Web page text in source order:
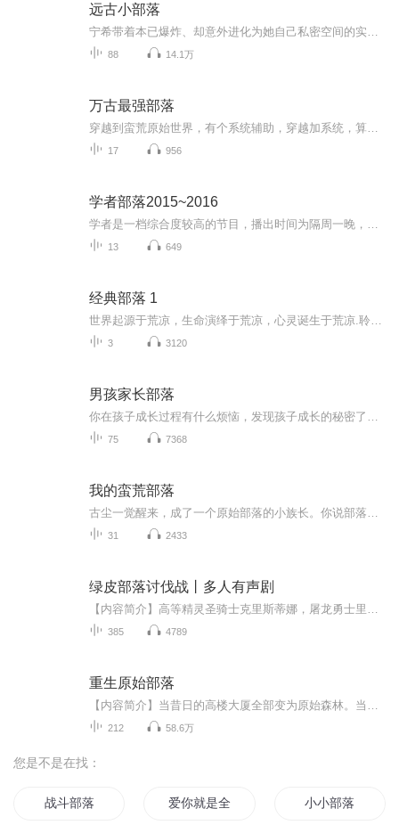
远古小部落
88 14.1万
万古最强部落
17 956
学者部落2015~2016
13 649
经典部落 1
3 3120
男孩家长部落
75 7368
我的蛮荒部落
31 2433
绿皮部落讨伐战丨多人有声剧
385 4789
重生原始部落
212 58.6万
您是不是在找：
战斗部落 爱你就是全部 小小部落